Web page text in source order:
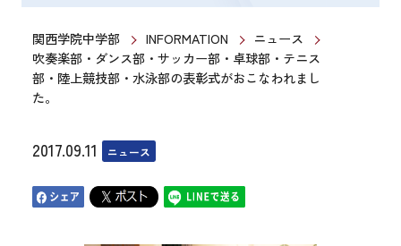
関西学院中学部 INFORMATION
ニュース
吹奏楽部・ダンス部・サッカー部・卓球部・テニス
部・陸上競技部・水泳部の表彰式がおこなわれまし
た。
2017.09.11 ニュース